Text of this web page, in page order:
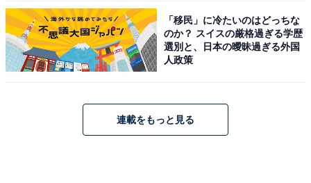
「移民」に冷たいのはどっちな
のか？ スイスの厳格過ぎる学歴
選別と、日本の曖昧過ぎる外国
人政策
連載をもっと見る